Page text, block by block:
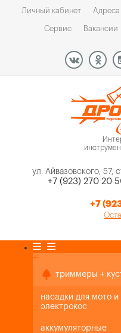
Личный кабинет Адреса
Сервис Вакансии
ул. Айвазовского, 57,
+7 (923) 270 20
+7
+-
триммеры +
насадки для мото и
электрокос
аккумуляторные